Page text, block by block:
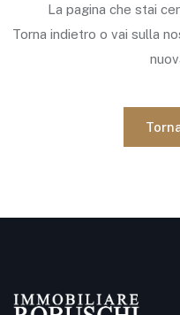
La pagina che stai
Torna indietro o vai sulla